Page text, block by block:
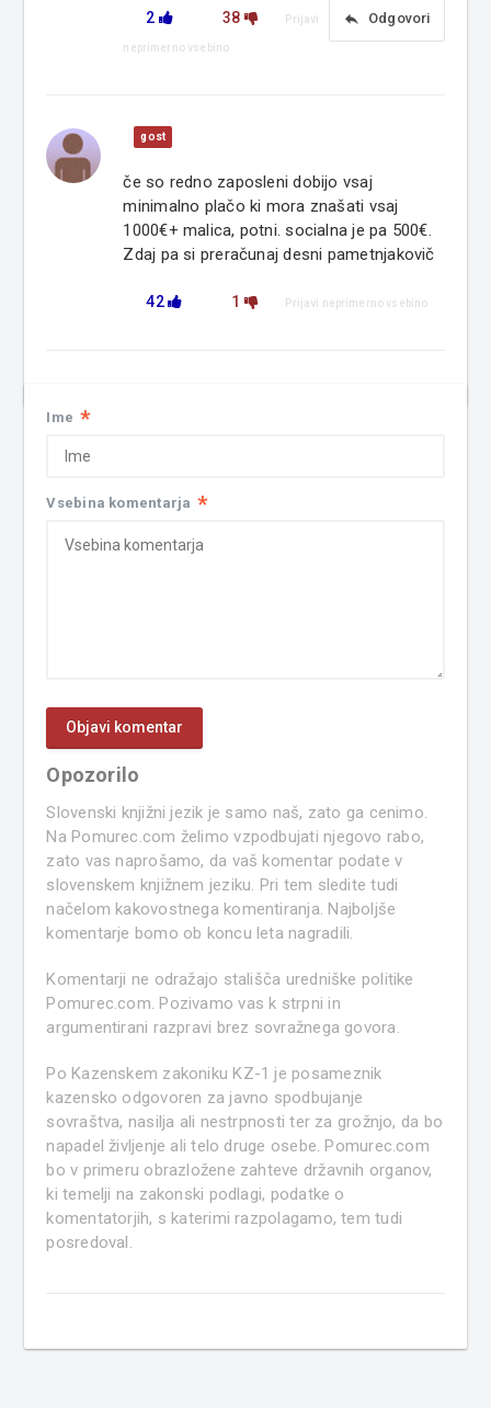
2 38 reply Odgovori
Prijavi
neprimerno vsebino
gost
če so redno zaposleni dobijo vsaj
minimalno plačo ki mora znašati vsaj
1000€+ malica, potni. socialna je pa 500€.
Zdaj pa si preračunaj desni pametnjakovič
42 1 Prijavi neprimerno vsebino
Ime *
Vsebina komentarja *
Opozorilo
Slovenski knjižni jezik je samo naš, zato ga cenimo.
Na Pomurec.com želimo vzpodbujati njegovo rabo,
zato vas naprošamo, da vaš komentar podate v
slovenskem knjižnem jeziku. Pri tem sledite tudi
načelom kakovostnega komentiranja. Najboljše
komentarje bomo ob koncu leta nagradili.
Komentarji ne odražajo stališča uredniške politike
Pomurec.com. Pozivamo vas k strpni in
argumentirani razpravi brez sovražnega govora.
Po Kazenskem zakoniku KZ-1 je posameznik
kazensko odgovoren za javno spodbujanje
sovraštva, nasilja ali nestrpnosti ter za grožnjo, da bo
napadel življenje ali telo druge osebe. Pomurec.com
bo v primeru obrazložene zahteve državnih organov,
ki temelji na zakonski podlagi, podatke o
komentatorjih, s katerimi razpolagamo, tem tudi
posredoval.